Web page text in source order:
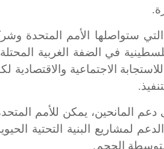
ستواصلها الأمم المتحدة
في الضفة الغربية
المانحين، يمكن للأمم
لمشاريع البنية التحتية
الحجم.